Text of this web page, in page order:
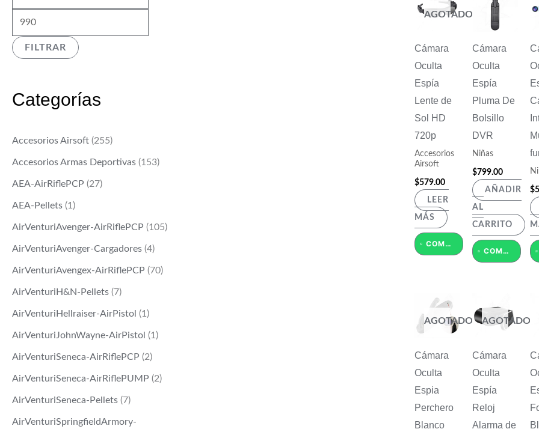
í
i
FILTRAR
Categorías
Accesorios Airsoft (255)
Accesorios Armas Deportivas (153)
AEA-AirRiflePCP (27)
AEA-Pellets (1)
AirVenturiAvenger-AirRiflePCP (105)
AirVenturiAvenger-Cargadores (4)
AirVenturiAvengex-AirRiflePCP (70)
AirVenturiH&N-Pellets (7)
AirVenturiHellraiser-AirPistol (1)
AirVenturiJohnWayne-AirPistol (1)
AirVenturiSeneca-AirRiflePCP (2)
AirVenturiSeneca-AirRiflePUMP (2)
AirVenturiSeneca-Pellets (7)
AirVenturiSpringfieldArmory-
AGOTADO
Cámara
Oculta
Espía
Lente de
Sol HD
720p
Accesorios
Airsoft
$579.00
LEER
MÁS
COMPRAR POR WHATSAPP
Cámara
Oculta
Espía
Pluma De
Bolsillo
DVR
Niñas
$799.00
AÑADIR
AL
CARRITO
COMPRAR POR WHATSAPP
$
AGOTADO
Cámara
Oculta
Espia
Perchero
Blanco
AGOTADO
Cámara
Oculta
Espía
Reloj
Alarma de